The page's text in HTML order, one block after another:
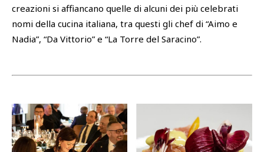
creazioni si affiancano quelle di alcuni dei più celebrati
nomi della cucina italiana, tra questi gli chef di “Aimo e
Nadia”, “Da Vittorio” e “La Torre del Saracino”.